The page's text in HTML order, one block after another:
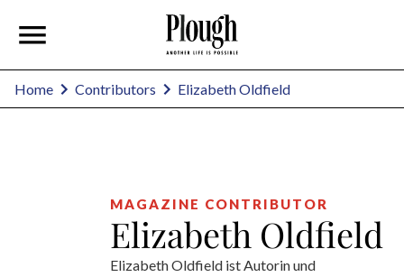
Home Contributors Elizabeth Oldfield
MAGAZINE CONTRIBUTOR
Elizabeth Oldfield
Elizabeth Oldfield ist Autorin und